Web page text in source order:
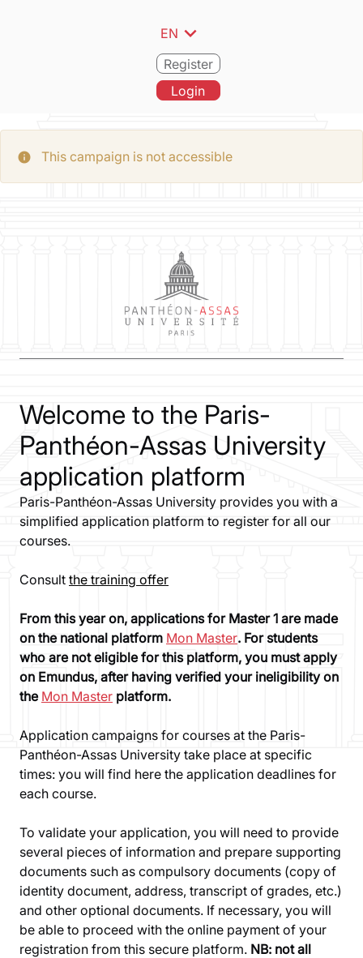
EN expand_more
Register
Login
info This campaign is not accessible
Welcome to the Paris-
Panthéon-Assas University
application platform
Paris-Panthéon-Assas University provides you with a
simplified application platform to register for all our
courses.
Consult the training offer
From this year on, applications for Master 1 are made
on the national platform Mon Master. For students
who are not eligible for this platform, you must apply
on Emundus, after having verified your ineligibility on
the Mon Master platform.
Application campaigns for courses at the Paris-
Panthéon-Assas University take place at specific
times: you will find here the application deadlines for
each course.
To validate your application, you will need to provide
several pieces of information and prepare supporting
documents such as compulsory documents (copy of
identity document, address, transcript of grades, etc.)
and other optional documents. If necessary, you will
be able to proceed with the online payment of your
registration from this secure platform. NB: not all